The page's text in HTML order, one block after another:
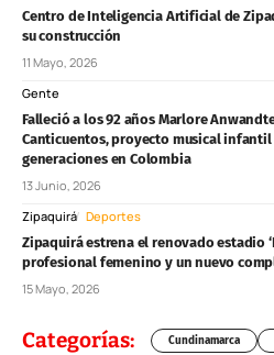
Centro de Inteligencia Artificial de
su construcción
11 Mayo, 2026
Gente
Falleció a los 92 años Marlore
Canticuentos, proyecto musical infantil
generaciones en Colombia
13 Junio, 2026
Zipaquirá Deportes
Zipaquirá estrena el renovado estadio
profesional femenino y un nuevo
15 Mayo, 2026
Categorías: Cundinamarca